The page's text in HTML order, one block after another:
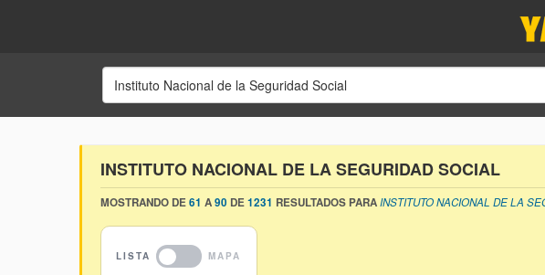
INSTITUTO NACIONAL DE LA SEGURIDAD SOCIAL
MOSTRANDO DE61 A90 DE1231 RESULTADOS PARAINSTITUTO NACIONAL DE LA